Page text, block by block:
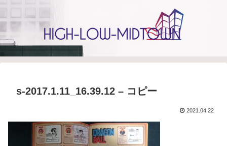
s-2017.1.11_16.39.12 – コピー
2021.04.22